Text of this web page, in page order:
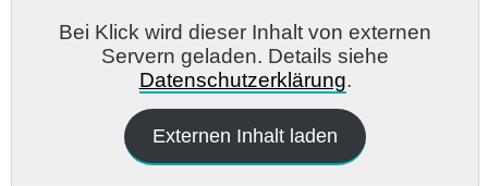
Bei Klick wird dieser Inhalt von externen
Servern geladen. Details siehe
Datenschutzerklärung.
Externen Inhalt laden